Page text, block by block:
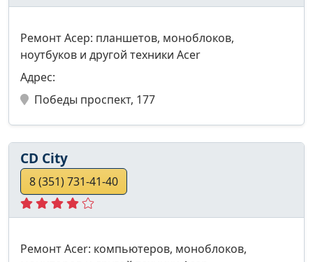
Ремонт Асер: планшетов, моноблоков,
ноутбуков и другой техники Acer
Адрес:
Победы проспект, 177
CD City
8 (351) 731-41-40
Ремонт Acer: компьютеров, моноблоков,